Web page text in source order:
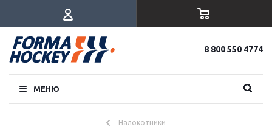
8 800 550 4774
МЕНЮ
Налокотники